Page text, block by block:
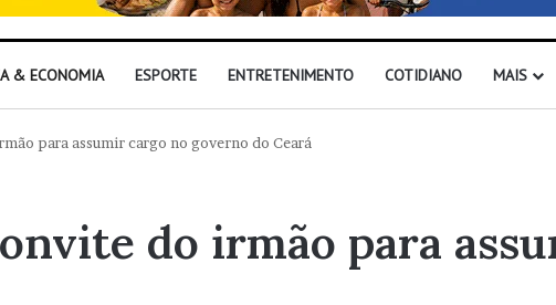
& ECONOMIA ESPORTE ENTRETENIMENTO COTIDIANO MAIS
para assumir cargo no governo do Ceará
do irmão para